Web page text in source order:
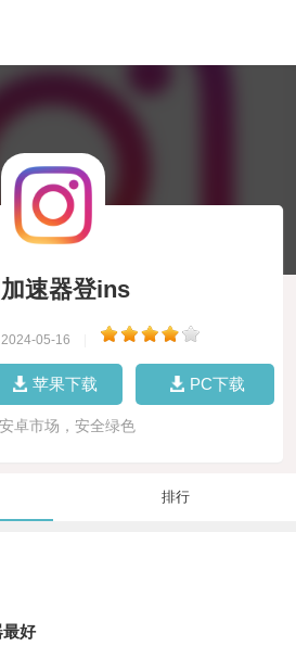
速器登ins
05-16
苹果下载 PC下载
安卓市场，安全绿色
排行
好